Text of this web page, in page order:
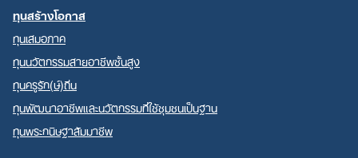
ทุนสร้างโอกาส
ทุนเสมอภาค
ทุนนวัตกรรมสายอาชีพชั้นสูง
ทุนครูรัก(ษ์)ถิ่น
ทุนพัฒนาอาชีพและนวัตกรรมที่ใช้ชุมชนเป็นฐาน
ทุนพระกนิษฐาสัมมาชีพ